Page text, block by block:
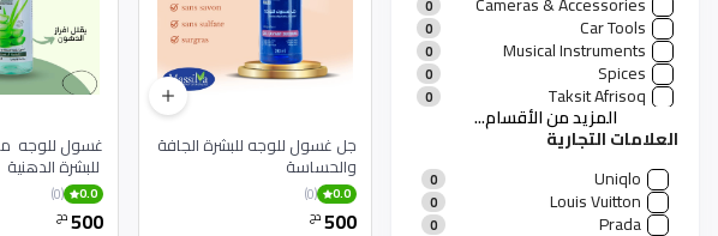
0
Car Tools
0
Musical Instruments
0
Spices
0
Taksit Afrisoq
0
منتجات رجالية
منتجات نسائية
0
منتجات منزلية 1
مستلزمات وألعاب الأطفال 0
المزيد من الأقسام...
العلامات التجارية
Uniqlo
0
Louis Vuitton
0
Prada
0
جل غسول للوجه للبشرة الجافة
والحساسة
0.0
(0)
500دج
غسول للوجه
للبشرة الدهنية
0.0
(0)
500دج